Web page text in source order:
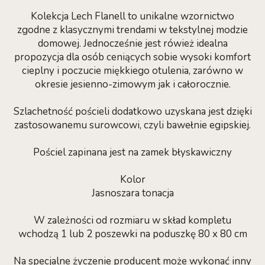
Kolekcja Lech Flanell to unikalne wzornictwo
zgodne z klasycznymi trendami w tekstylnej modzie
domowej. Jednocześnie jest rówież idealna
propozycja dla osób ceniących sobie wysoki komfort
cieplny i poczucie miękkiego otulenia, zarówno w
okresie jesienno-zimowym jak i całorocznie.
Szlachetność pościeli dodatkowo uzyskana jest dzięki
zastosowanemu surowcowi, czyli bawełnie egipskiej.
Pościel zapinana jest na zamek błyskawiczny
Kolor
Jasnoszara tonacja
W zależności od rozmiaru w skład kompletu
wchodzą 1 lub 2 poszewki na poduszkę 80 x 80 cm
Na specjalne życzenie producent może wykonać inny